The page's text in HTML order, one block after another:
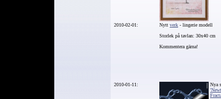
2010-02-01: Nytt verk - lingerie modell
Storlek på tavlan: 30x40 cm
Kommentera gärna!
2010-01-11:
Nya